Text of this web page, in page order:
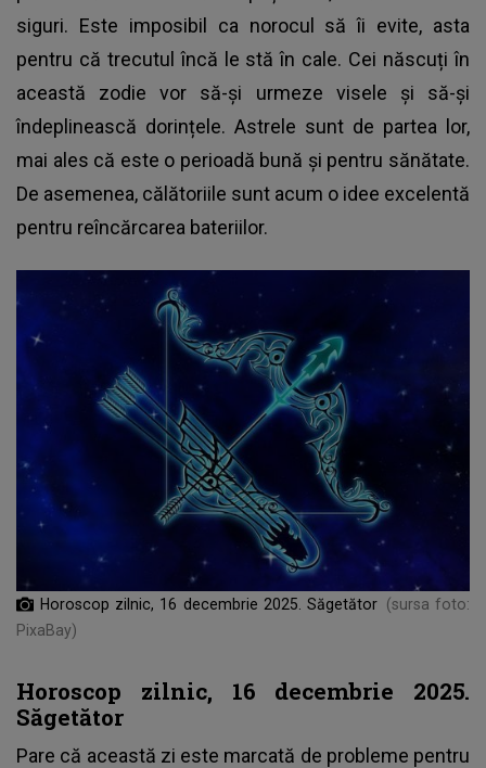
siguri. Este imposibil ca norocul să îi evite, asta
pentru că trecutul încă le stă în cale. Cei născuți în
această zodie vor să-și urmeze visele și să-și
îndeplinească dorințele. Astrele sunt de partea lor,
mai ales că este o perioadă bună și pentru sănătate.
De asemenea, călătoriile sunt acum o idee excelentă
pentru reîncărcarea bateriilor.
Horoscop zilnic, 16 decembrie 2025. Săgetător (sursa foto:
PixaBay)
Horoscop zilnic, 16 decembrie 2025.
Săgetător
Pare că această zi este marcată de probleme pentru